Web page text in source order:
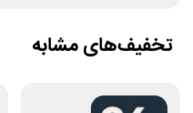
تخفیف‌های مشابه